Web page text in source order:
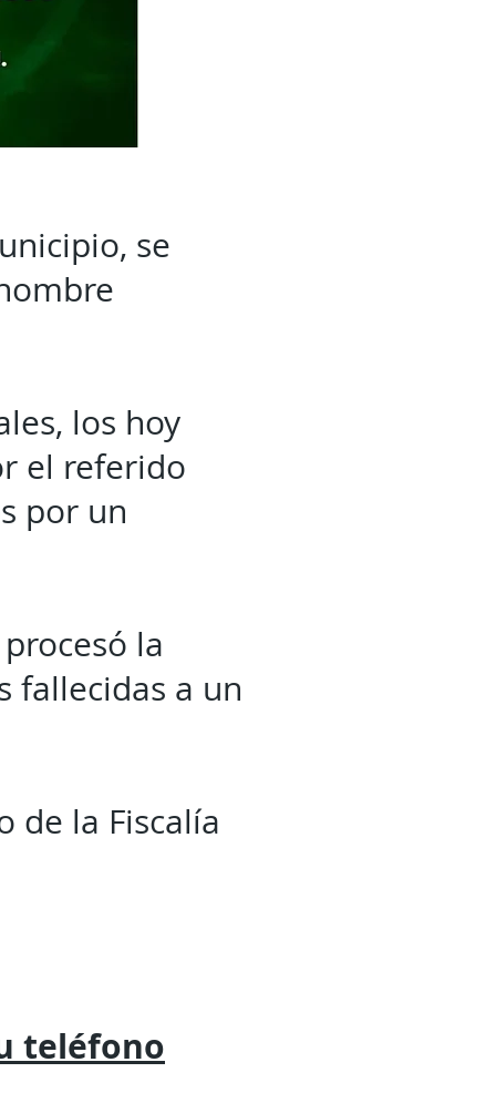
se
los hoy
el referido
por un
la
fallecidas a un
de la Fiscalía
teléfono